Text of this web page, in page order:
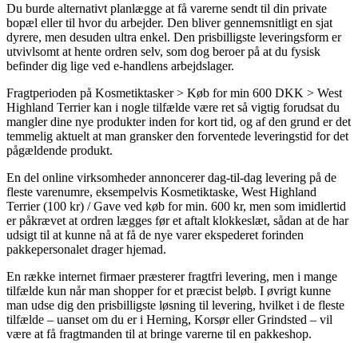
Du burde alternativt planlægge at få varerne sendt til din private
bopæl eller til hvor du arbejder. Den bliver gennemsnitligt en sjat
dyrere, men desuden ultra enkel. Den prisbilligste leveringsform er
utvivlsomt at hente ordren selv, som dog beroer på at du fysisk
befinder dig lige ved e-handlens arbejdslager.
Fragtperioden på Kosmetiktasker > Køb for min 600 DKK > West
Highland Terrier kan i nogle tilfælde være ret så vigtig forudsat du
mangler dine nye produkter inden for kort tid, og af den grund er det
temmelig aktuelt at man gransker den forventede leveringstid for det
pågældende produkt.
En del online virksomheder annoncerer dag-til-dag levering på de
fleste varenumre, eksempelvis Kosmetiktaske, West Highland
Terrier (100 kr) / Gave ved køb for min. 600 kr, men som imidlertid
er påkrævet at ordren lægges før et aftalt klokkeslæt, sådan at de har
udsigt til at kunne nå at få de nye varer ekspederet forinden
pakkepersonalet drager hjemad.
En række internet firmaer præsterer fragtfri levering, men i mange
tilfælde kun når man shopper for et præcist beløb. I øvrigt kunne
man udse dig den prisbilligste løsning til levering, hvilket i de fleste
tilfælde – uanset om du er i Herning, Korsør eller Grindsted – vil
være at få fragtmanden til at bringe varerne til en pakkeshop.